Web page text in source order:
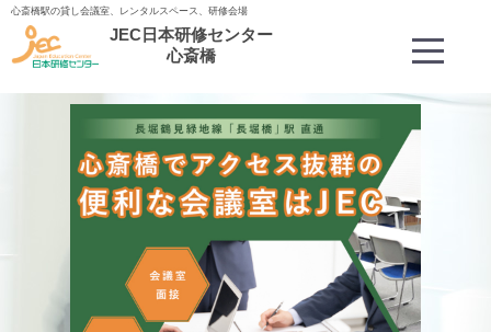
心斎橋駅の貸し会議室、レンタルスペース、研修会場
JEC日本研修センター
心斎橋
Menu